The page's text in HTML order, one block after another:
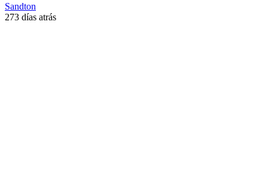
Sandton
273 días atrás